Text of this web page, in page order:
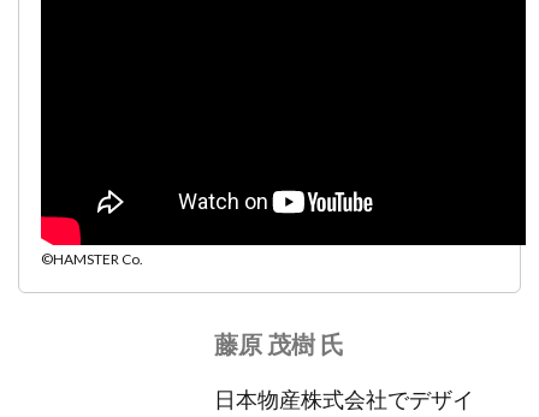
©HAMSTER Co.
藤原 茂樹 氏
日本物産株式会社でデザイ